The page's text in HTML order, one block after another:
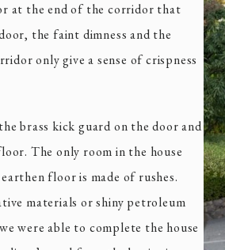
at the end of the corridor that
the faint dimness and the
only give a sense of crispness
brass kick guard on the door and
The only room in the house
floor is made of rushes.
materials or shiny petroleum
were able to complete the house